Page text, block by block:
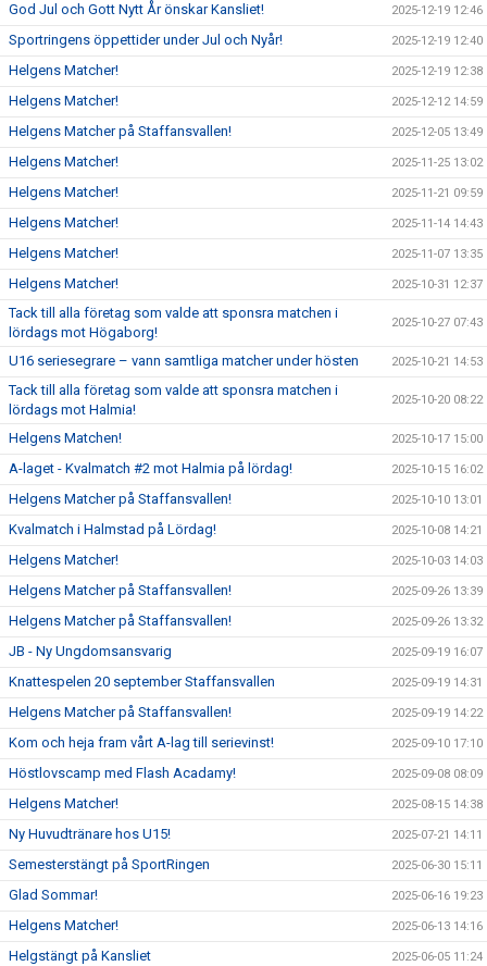
God Jul och Gott Nytt År önskar Kansliet! 2025-12-19 12:46
Sportringens öppettider under Jul och Nyår! 2025-12-19 12:40
Helgens Matcher! 2025-12-19 12:38
Helgens Matcher! 2025-12-12 14:59
Helgens Matcher på Staffansvallen! 2025-12-05 13:49
Helgens Matcher! 2025-11-25 13:02
Helgens Matcher! 2025-11-21 09:59
Helgens Matcher! 2025-11-14 14:43
Helgens Matcher! 2025-11-07 13:35
Helgens Matcher! 2025-10-31 12:37
Tack till alla företag som valde att sponsra matchen i
lördags mot Högaborg!
2025-10-27 07:43
U16 seriesegrare – vann samtliga matcher under hösten 2025-10-21 14:53
Tack till alla företag som valde att sponsra matchen i
lördags mot Halmia!
2025-10-20 08:22
Helgens Matchen! 2025-10-17 15:00
A-laget - Kvalmatch #2 mot Halmia på lördag! 2025-10-15 16:02
Helgens Matcher på Staffansvallen! 2025-10-10 13:01
Kvalmatch i Halmstad på Lördag! 2025-10-08 14:21
Helgens Matcher! 2025-10-03 14:03
Helgens Matcher på Staffansvallen! 2025-09-26 13:39
Helgens Matcher på Staffansvallen! 2025-09-26 13:32
JB - Ny Ungdomsansvarig 2025-09-19 16:07
Knattespelen 20 september Staffansvallen 2025-09-19 14:31
Helgens Matcher på Staffansvallen! 2025-09-19 14:22
Kom och heja fram vårt A-lag till serievinst! 2025-09-10 17:10
Höstlovscamp med Flash Acadamy! 2025-09-08 08:09
Helgens Matcher! 2025-08-15 14:38
Ny Huvudtränare hos U15! 2025-07-21 14:11
Semesterstängt på SportRingen 2025-06-30 15:11
Glad Sommar! 2025-06-16 19:23
Helgens Matcher! 2025-06-13 14:16
Helgstängt på Kansliet 2025-06-05 11:24